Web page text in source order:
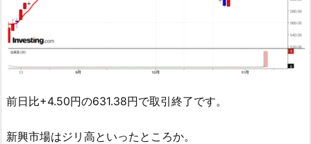
前日比+4.50円の631.38円で取引終了です。
新興市場はジリ高といったところか。